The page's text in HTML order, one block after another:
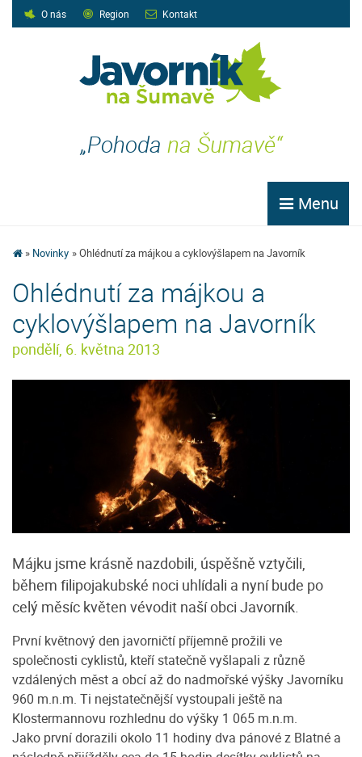
O nás Region Kontakt
„Pohoda na Šumavě“
Menu
Novinky Ohlédnutí za májkou a cyklovýšlapem na Javorník
Ohlédnutí za májkou a
cyklovýšlapem na Javorník
pondělí, 6. května 2013
Májku jsme krásně nazdobili, úspěšně vztyčili,
během filipojakubské noci uhlídali a nyní bude po
celý měsíc květen vévodit naší obci Javorník.
První květnový den javorničtí příjemně prožili ve
společnosti cyklistů, kteří statečně vyšlapali z různě
vzdálených měst a obcí až do nadmořské výšky Javorníku
960 m.n.m. Ti nejstatečnější vystoupali ještě na
Klostermannovu rozhlednu do výšky 1 065 m.n.m.
Jako první dorazili okolo 11 hodiny dva pánové z Blatné a